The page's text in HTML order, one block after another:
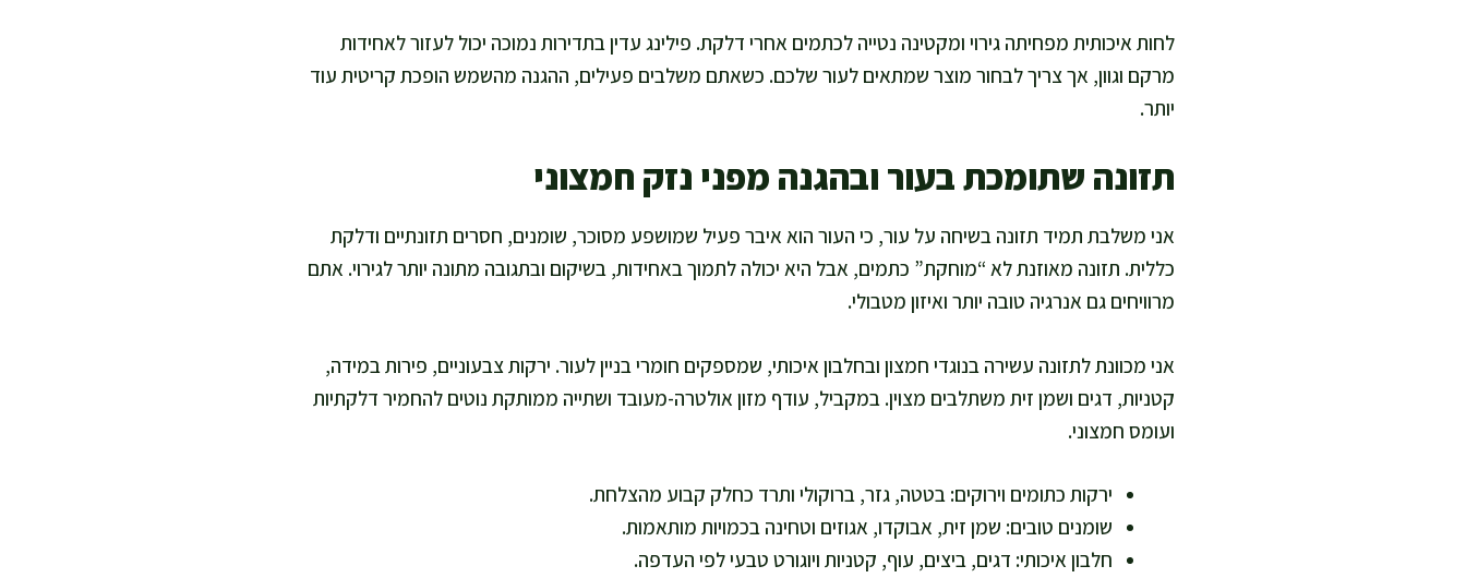
לחות איכותית מפחיתה גירוי ומקטינה נטייה לכתמים אחרי דלקת. פילינג עדין בתדירות נמוכה יכול לעזור לאחידות
מרקם וגוון, אך צריך לבחור מוצר שמתאים לעור שלכם. כשאתם משלבים פעילים, ההגנה מהשמש הופכת קריטית עוד
יותר.
תזונה שתומכת בעור ובהגנה מפני נזק חמצוני
אני משלבת תמיד תזונה בשיחה על עור, כי העור הוא איבר פעיל שמושפע מסוכר, שומנים, חסרים תזונתיים ודלקת
כללית. תזונה מאוזנת לא “מוחקת” כתמים, אבל היא יכולה לתמוך באחידות, בשיקום ובתגובה מתונה יותר לגירוי. אתם
מרוויחים גם אנרגיה טובה יותר ואיזון מטבולי.
אני מכוונת לתזונה עשירה בנוגדי חמצון ובחלבון איכותי, שמספקים חומרי בניין לעור. ירקות צבעוניים, פירות במידה,
קטניות, דגים ושמן זית משתלבים מצוין. במקביל, עודף מזון אולטרה-מעובד ושתייה ממותקת נוטים להחמיר דלקתיות
ועומס חמצוני.
ירקות כתומים וירוקים: בטטה, גזר, ברוקולי ותרד כחלק קבוע מהצלחת.
שומנים טובים: שמן זית, אבוקדו, אגוזים וטחינה בכמויות מותאמות.
חלבון איכותי: דגים, ביצים, עוף, קטניות ויוגורט טבעי לפי העדפה.